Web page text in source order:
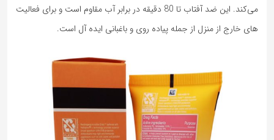
می‌کند. این ضد آفتاب تا 80 دقیقه در برابر آب مقاوم است و برای فعالیت
های خارج از منزل از جمله پیاده روی و باغبانی ایده آل است.